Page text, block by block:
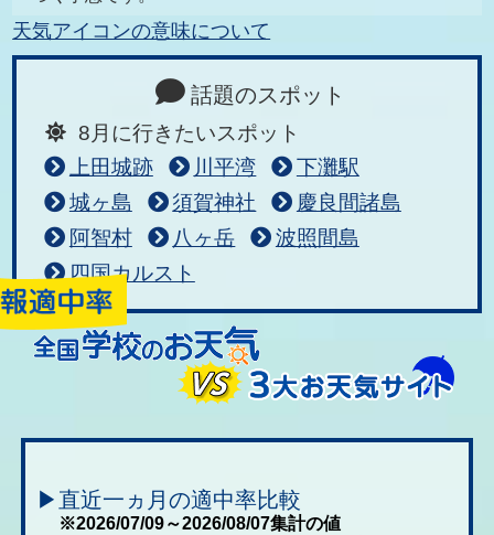
天気アイコンの意味について
話題のスポット
8月に行きたいスポット
上田城跡
川平湾
下灘駅
城ヶ島
須賀神社
慶良間諸島
阿智村
八ヶ岳
波照間島
四国カルスト
▶直近一ヵ月の適中率比較
※2026/07/09～2026/08/07集計の値